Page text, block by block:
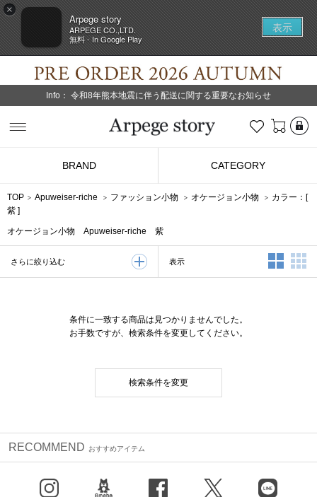
×
Arpege story
ARPEGE CO.,LTD.
無料 - In Google Play
表示
Info： 令和8年熊本地震に伴う配送に関する重要なお知らせ
お気に入り
BRAND CATEGORY
TOP Apuweiser-riche ファッション小物 オケージョン小物
カラー：[
紫 ]
オケージョン小物 Apuweiser-riche 紫
さらに絞り込む 表示 2列表示
条件に一致する商品は見つかりませんでした。
お手数ですが、検索条件を変更してください。
検索条件を変更
RECOMMEND おすすめアイテム
X（旧Twitter） LINE